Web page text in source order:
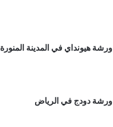
ورشة هيونداي في المدينة المنورة
ورشة دودج في الرياض